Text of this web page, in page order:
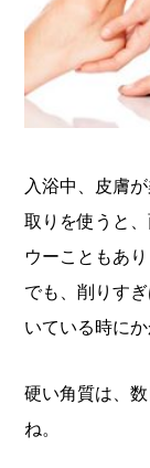
入浴中、皮膚
取りを使うと
ウーこともあり
でも、削りす
いている時に
硬い角質は、
ね。